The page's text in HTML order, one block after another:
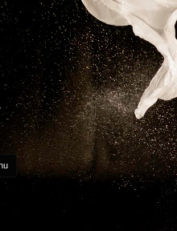
Aller au contenu